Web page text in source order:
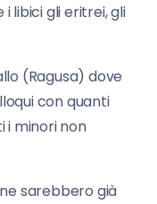
libici gli eritrei, gli
(Ragusa) dove
con quanti
i minori non
sarebbero già